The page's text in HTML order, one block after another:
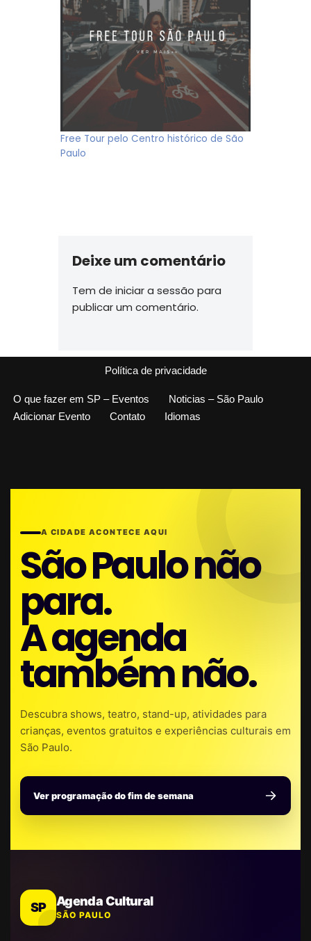
Free Tour pelo Centro histórico de São
Paulo
Deixe um comentário
Tem de iniciar a sessão para
publicar um comentário.
Política de privacidade
O que fazer em SP – Eventos
Noticias – São Paulo
Adicionar Evento
Contato Idiomas
A CIDADE ACONTECE AQUI
São Paulo não
para.
A agenda
também não.
Descubra shows, teatro, stand-up, atividades para
crianças, eventos gratuitos e experiências culturais em
São Paulo.
Ver programação do fim de semana
SP Agenda Cultural
SÃO PAULO